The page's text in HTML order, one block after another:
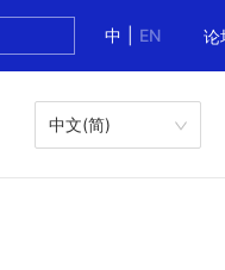
中
EN 论
中文(简)